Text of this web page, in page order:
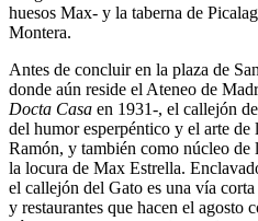
huesos Max- y la taberna de
Montera.
Antes de concluir en la plaza de
donde aún reside el Ateneo de
Docta Casa en 1931-, el callejón
del humor esperpéntico y el arte
Ramón, y también como núcleo de
la locura de Max Estrella.
el callejón del Gato es una vía
y restaurantes que hacen el agosto